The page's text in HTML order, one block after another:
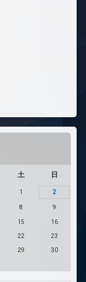
土 日
1 2
8 9
15 16
22 23
29 30